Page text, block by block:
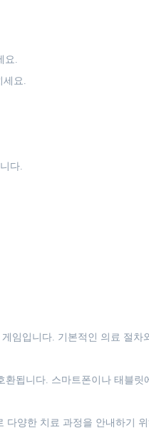
요.
세요.
다.
임입니다. 기본적인 의료 절
됩니다. 스마트폰이나 태블
양한 치료 과정을 안내하기